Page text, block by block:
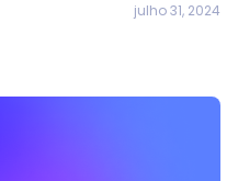
julho 31, 2024